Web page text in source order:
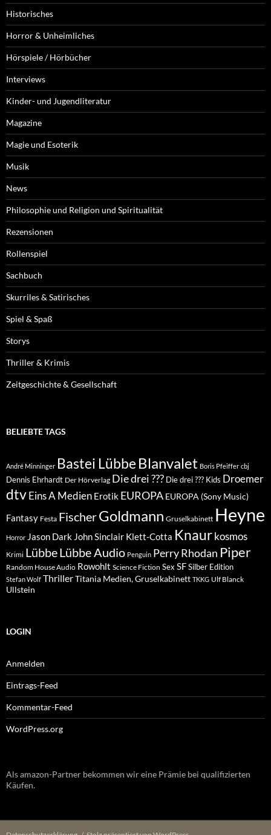
Historisches
Horror & Unheimliches
Hörspiele / Hörbücher
Interviews
Kinder- und Jugendliteratur
Magazine
Magie und Esoterik
Musik
News
Philosophie und Religion und Spiritualität
Rezensionen
Rollenspiel
Sachbuch
Skurriles & Satirisches
Spiel & Spaß
Storys
Thriller & Krimis
Zeitgeschichte & Gesellschaft
BELIEBTE TAGS
André Minninger Bastei Lübbe Blanvalet Boris Pfeiffer cbj
Dennis Ehrhardt Der Hörverlag Die drei ??? Die drei ??? Kids Droemer
dtvEins A Medien Erotik EUROPA EUROPA (Sony Music)
Fantasy Festa FischerGoldmann Gruselkabinett Heyne
Horror Jason Dark John Sinclair Klett-Cotta Knaur kosmos
Krimi LübbeLübbe Audio Penguin Perry Rhodan Piper
Random House Audio Rowohlt Science Fiction Sex SFSilber Edition
Stefan Wolf ThrillerTitania Medien, Gruselkabinett TKKG Ulf Blanck
Ullstein
LOGIN
Anmelden
Eintrags-Feed
Kommentar-Feed
WordPress.org
Als amazon-Partner bekommen wir eine Prämie bei qualifizierten
Käufen.